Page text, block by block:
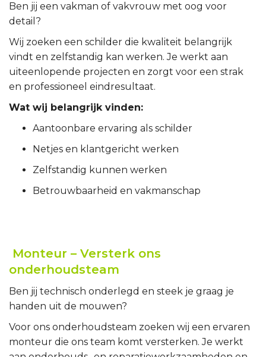
Ben jij een vakman of vakvrouw met oog voor
detail?
Wij zoeken een schilder die kwaliteit belangrijk
vindt en zelfstandig kan werken. Je werkt aan
uiteenlopende projecten en zorgt voor een strak
en professioneel eindresultaat.
Wat wij belangrijk vinden:
Aantoonbare ervaring als schilder
Netjes en klantgericht werken
Zelfstandig kunnen werken
Betrouwbaarheid en vakmanschap
Monteur – Versterk ons
onderhoudsteam
Ben jij technisch onderlegd en steek je graag je
handen uit de mouwen?
Voor ons onderhoudsteam zoeken wij een ervaren
monteur die ons team komt versterken. Je werkt